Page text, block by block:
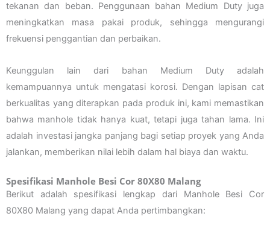
tekanan dan beban. Penggunaan bahan Medium Duty juga
meningkatkan masa pakai produk, sehingga mengurangi
frekuensi penggantian dan perbaikan.
Keunggulan lain dari bahan Medium Duty adalah
kemampuannya untuk mengatasi korosi. Dengan lapisan cat
berkualitas yang diterapkan pada produk ini, kami memastikan
bahwa manhole tidak hanya kuat, tetapi juga tahan lama. Ini
adalah investasi jangka panjang bagi setiap proyek yang Anda
jalankan, memberikan nilai lebih dalam hal biaya dan waktu.
Spesifikasi Manhole Besi Cor 80X80 Malang
Berikut adalah spesifikasi lengkap dari Manhole Besi Cor
80X80 Malang yang dapat Anda pertimbangkan: